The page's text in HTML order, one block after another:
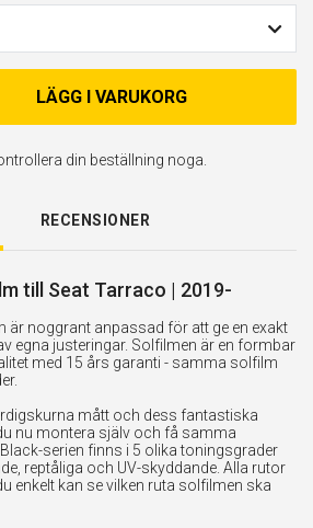
LÄGG I VARUKORG
din beställning noga.
RECENSIONER
till Seat Tarraco | 2019-
noggrant anpassad för att ge en exakt
egna justeringar. Solfilmen är en formbar
med 15 års garanti - samma solfilm
mått och dess fantastiska
nu montera själv och få samma
serien finns i 5 olika toningsgrader
reptåliga och UV-skyddande. Alla rutor
enkelt kan se vilken ruta solfilmen ska